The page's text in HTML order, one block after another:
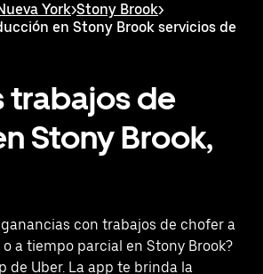
York>Stony Brook>
en Stony Brook servicios de
trabajos de
Stony Brook,
con trabajos de chofer a
a tiempo parcial en Stony Brook?
de Uber. La app te brinda la